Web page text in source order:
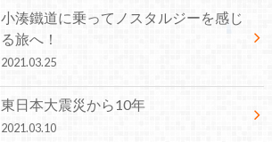
小湊鐵道に乗ってノスタルジーを感じ
る旅へ！
2021.03.25
東日本大震災から10年
2021.03.10